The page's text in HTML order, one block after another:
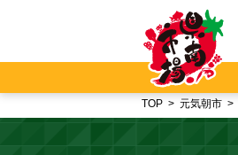
TOP 元気朝市